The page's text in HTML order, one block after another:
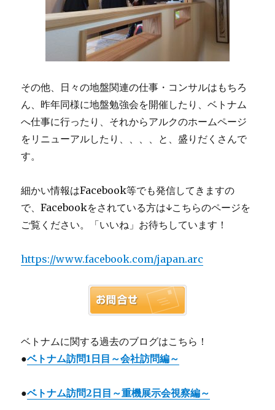
その他、日々の地盤関連の仕事・コンサルはもちろ
ん、昨年同様に地盤勉強会を開催したり、ベトナム
へ仕事に行ったり、それからアルクのホームページ
をリニューアルしたり、、、、と、盛りだくさんで
す。
細かい情報はFacebook等でも発信してきますの
で、Facebookをされている方は↓こちらのページを
ご覧ください。「いいね」お待ちしています！
https://www.facebook.com/japan.arc
ベトナムに関する過去のブログはこちら！
●ベトナム訪問1日目～会社訪問編～
●ベトナム訪問2日目～重機展示会視察編～